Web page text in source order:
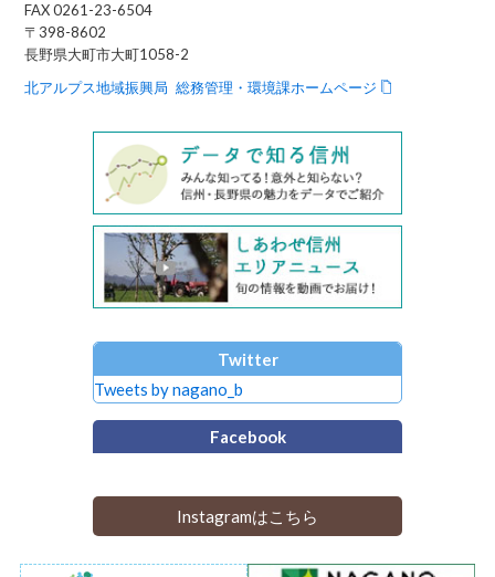
FAX 0261-23-6504
〒398-8602
長野県大町市大町1058-2
北アルプス地域振興局 総務管理・環境課ホームページ
Twitter
Tweets by nagano_b
Facebook
Instagramはこちら